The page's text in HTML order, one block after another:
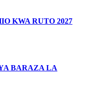
KWA RUTO 2027
BARAZA LA